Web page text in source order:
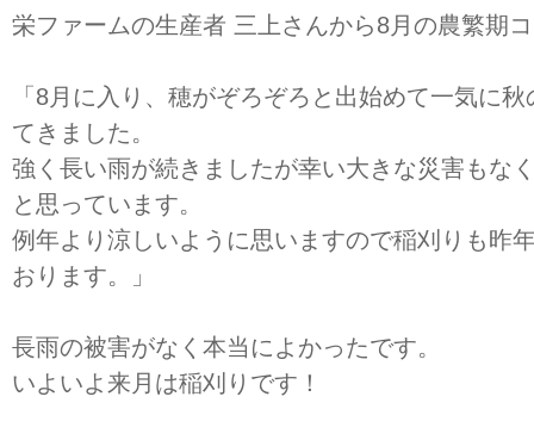
栄ファームの生産者 三上さんから8月の農繁期
「8月に入り、穂がぞろぞろと出始めて一気に
てきました。
強く長い雨が続きましたが幸い大きな災害もな
と思っています。
例年より涼しいように思いますので稲刈りも昨
おります。」
長雨の被害がなく本当によかったです。
いよいよ来月は稲刈りです！